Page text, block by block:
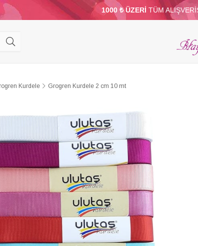
1000 ₺ ÜZERİ TÜM
TAKI MALZEMELERİ PARTİ VE SÜS
TOPTAN
Kurdele Grogren Kurdele 2 cm 10 mt